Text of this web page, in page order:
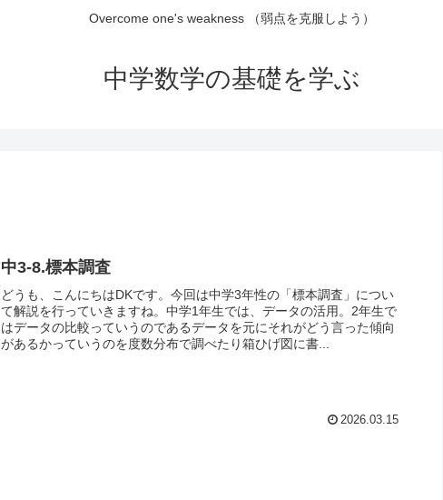
Overcome one's weakness （弱点を克服しよう）
中学数学の基礎を学ぶ
中3-8.標本調査
どうも、こんにちはDKです。今回は中学3年性の「標本調査」につい
て解説を行っていきますね。中学1年生では、データの活用。2年生で
はデータの比較っていうのであるデータを元にそれがどう言った傾向
があるかっていうのを度数分布で調べたり箱ひげ図に書...
2026.03.15